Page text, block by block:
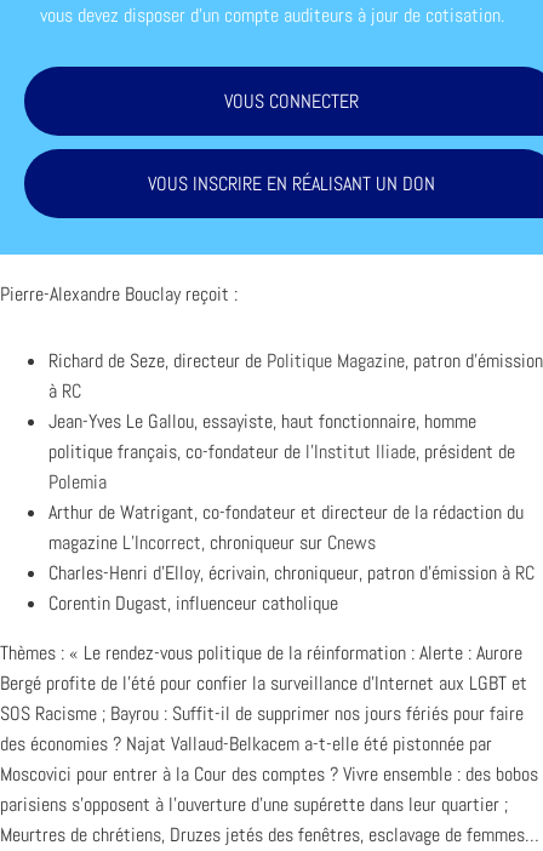
vous devez disposer d'un compte auditeurs à jour de cotisation.
VOUS CONNECTER
VOUS INSCRIRE EN RÉALISANT UN DON
Pierre-Alexandre Bouclay reçoit :
Richard de Seze, directeur de Politique Magazine, patron d’émission
à RC
Jean-Yves Le Gallou, essayiste, haut fonctionnaire, homme
politique français, co-fondateur de l’Institut Iliade, président de
Polemia
Arthur de Watrigant, co-fondateur et directeur de la rédaction du
magazine L’Incorrect, chroniqueur sur Cnews
Charles-Henri d’Elloy, écrivain, chroniqueur, patron d’émission à RC
Corentin Dugast, influenceur catholique
Thèmes : « Le rendez-vous politique de la réinformation : Alerte : Aurore
Bergé profite de l’été pour confier la surveillance d’Internet aux LGBT et
SOS Racisme ; Bayrou : Suffit-il de supprimer nos jours fériés pour faire
des économies ? Najat Vallaud-Belkacem a-t-elle été pistonnée par
Moscovici pour entrer à la Cour des comptes ? Vivre ensemble : des bobos
parisiens s’opposent à l’ouverture d’une supérette dans leur quartier ;
Meurtres de chrétiens, Druzes jetés des fenêtres, esclavage de femmes…